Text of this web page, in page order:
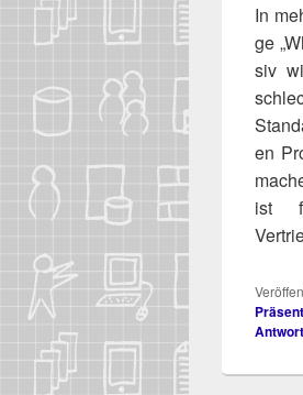
In
ge
siv
en
ist
Antwort